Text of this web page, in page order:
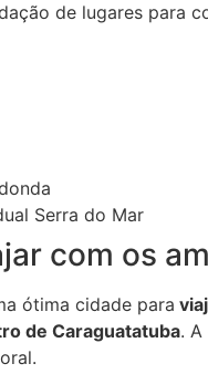
de lugares para
Serra do Mar
com os
ótima cidade para
de Caraguatatuba.